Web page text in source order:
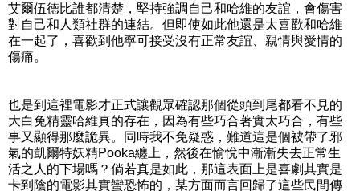
艾爾伍德比誰都清楚，堅持強調自己和哈維的友誼，會傷害
對自己和人類社群的連結。但即使如此他還是太喜歡和哈維
在一起了，喜歡到他寧可接受沒有正常友誼、親情與愛情的
傷痛。
也是到這裡電影才正式讓觀眾確認那個從頭到尾都看不見的
大白兔精靈哈維真的存在，因為有些巧合著實太巧合，有些
事又顯得那麼詭異。同時我不免疑惑，難道這是個被帶了邪
氣的凱爾特妖精Pooka纏上，然後在愉悅中漸漸失去正常生
活之人的下場嗎？倘若真是如此，那這表面上是喜劇其實是
卡到陰的電影其實蠻恐怖的，某方面而言回歸了這些民間傳